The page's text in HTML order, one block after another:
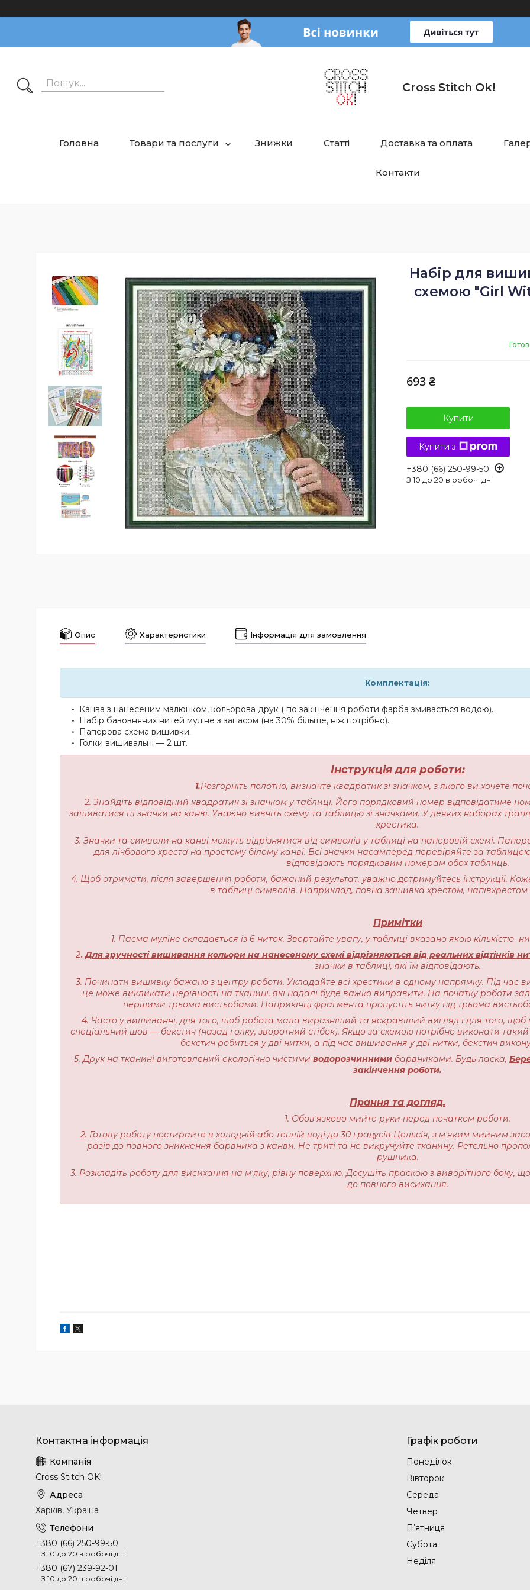
Cross Stitch Ok!
Головна Товари та послуги Знижки Статті Доставка та оплата
Контакти
Набір для
схемою "Girl
693 ₴
Купити
Купити з
+380 (66) 250-99-50
З 10 до 20 в робочі дні
Опис Характеристики Інформація для замовлення
Комплектація:
Канва з нанесеним малюнком, кольорова друк ( по закінчення роботи фарба змивається водою).
Набір бавовняних нитей муліне з запасом (на 30% більше, ніж потрібно).
Паперова схема вишивки.
Голки вишивальні — 2 шт.
Інструкція для роботи:
1.Розгорніть полотно, визначте квадратик зі значком, з якого ви хочете
2. Знайдіть відповідний квадратик зі значком у таблиці. Його порядковий номер відповідатиме
зашиватися ці значки на канві. Уважно вивчіть схему та таблицю зі значками. У деяких наборах
хрестика.
3. Значки та символи на канві можуть відрізнятися від символів у таблиці на паперовій схемі.
для лічбового хреста на простому білому канві. Всі значки насамперед перевіряйте за
відповідають порядковим номерам обох таблиць.
4. Щоб отримати, після завершення роботи, бажаний результат, уважно дотримуйтесь інструкції.
в таблиці символів. Наприклад, повна зашивка хрестом, напівхрестом
Примітки
1. Пасма муліне складається із 6 ниток. Звертайте увагу, у таблиці вказано якою кількістю
2.Для зручності вишивання кольори на нанесеному схемі відрізняються від реальних відтінків
значки в таблиці, які їм відповідають.
3. Починати вишивку бажано з центру роботи. Укладайте всі хрестики в одному напрямку. Під час
це може викликати нерівності на тканині, які надалі буде важко виправити. На початку роботи
першими трьома вистьобами. Наприкінці фрагмента пропустіть нитку під трьома
4. Часто у вишиванні, для того, щоб робота мала виразніший та яскравіший вигляд і для того, щоб
спеціальний шов — бекстич (назад голку, зворотний стібок). Якщо за схемою потрібно виконати
бекстич робиться у дві нитки, а під час вишивання у дві нитки, бекстич
5. Друк на тканині виготовлений екологічно чистими водорозчинними барвниками. Будь ласка,
закінчення роботи.
Прання та догляд.
1. Обов'язково мийте руки перед початком роботи.
2. Готову роботу постирайте в холодній або теплій воді до 30 градусів Цельсія, з м'яким мийним
разів до повного зникнення барвника з канви. Не триті та не викручуйте тканину. Ретельно
рушника.
3. Розкладіть роботу для висихання на м'яку, рівну поверхню. Досушіть праскою з виворітного боку,
до повного висихання.
Cross Stitch OK!
Харків, Україна
+380 (66) 250-99-50
З 10 до 20 в робочі дні
+380 (67) 239-92-01
З 10 до 20 в робочі дні.
Графік роботи
Понеділок
Вівторок
Середа
Четвер
Пʼятниця
Субота
Неділя